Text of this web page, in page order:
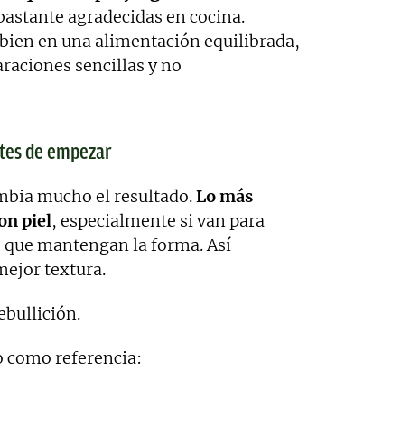
agradecidas en cocina.
en una alimentación equilibrada,
sencillas y no
de empezar
mucho el resultado.Lo más
piel, especialmente si van para
que mantengan la forma. Así
textura.
como referencia: